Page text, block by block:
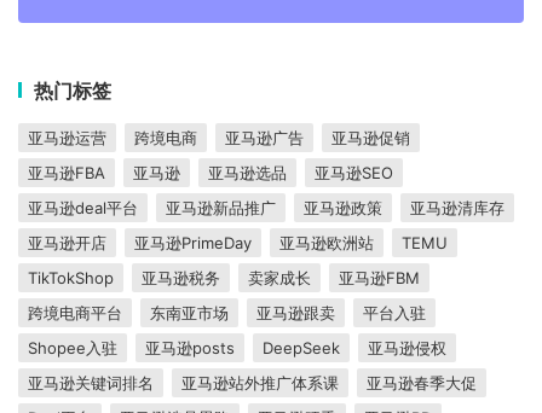
热门标签
亚马逊运营 跨境电商 亚马逊广告
亚马逊促销
亚马逊FBA
亚马逊 亚马逊选品
亚马逊SEO
亚马逊deal平台
亚马逊新品推广 亚马逊政策
亚马逊清库存
亚马逊开店
亚马逊PrimeDay 亚马逊欧洲站
TEMU
TikTokShop
亚马逊税务 卖家成长
亚马逊FBM
跨境电商平台
东南亚市场 亚马逊跟卖
平台入驻
Shopee入驻
亚马逊posts DeepSeek
亚马逊侵权
亚马逊关键词排名
亚马逊站外推广体系课
亚马逊春季大促